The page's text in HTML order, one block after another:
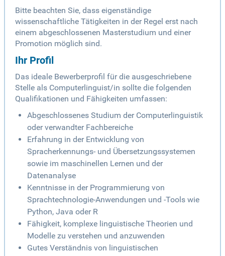
Bitte beachten Sie, dass eigenständige
wissenschaftliche Tätigkeiten in der Regel erst nach
einem abgeschlossenen Masterstudium und einer
Promotion möglich sind.
Ihr Profil
Das ideale Bewerberprofil für die ausgeschriebene
Stelle als Computerlinguist/in sollte die folgenden
Qualifikationen und Fähigkeiten umfassen:
Abgeschlossenes Studium der Computerlinguistik
oder verwandter Fachbereiche
Erfahrung in der Entwicklung von
Spracherkennungs- und Übersetzungssystemen
sowie im maschinellen Lernen und der
Datenanalyse
Kenntnisse in der Programmierung von
Sprachtechnologie-Anwendungen und -Tools wie
Python, Java oder R
Fähigkeit, komplexe linguistische Theorien und
Modelle zu verstehen und anzuwenden
Gutes Verständnis von linguistischen